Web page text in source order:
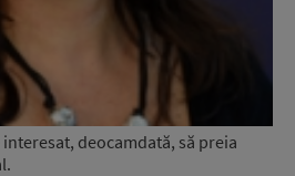
deocamdată, să preia